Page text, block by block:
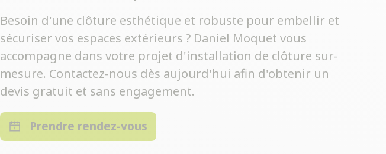
Besoin d'une clôture esthétique et robuste pour embellir et
sécuriser vos espaces extérieurs ? Daniel Moquet vous
accompagne dans votre projet d'installation de clôture sur-
mesure. Contactez-nous dès aujourd'hui afin d'obtenir un
devis gratuit et sans engagement.
Prendre rendez-vous